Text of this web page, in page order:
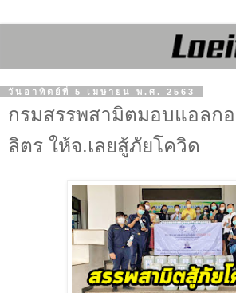
วันอาทิตย์ที่ 5 เมษายน พ.ศ. 2563
กรมสรรพสามิตมอบแอลก
ลิตร ให้จ.เลยสู้ภัยโควิด